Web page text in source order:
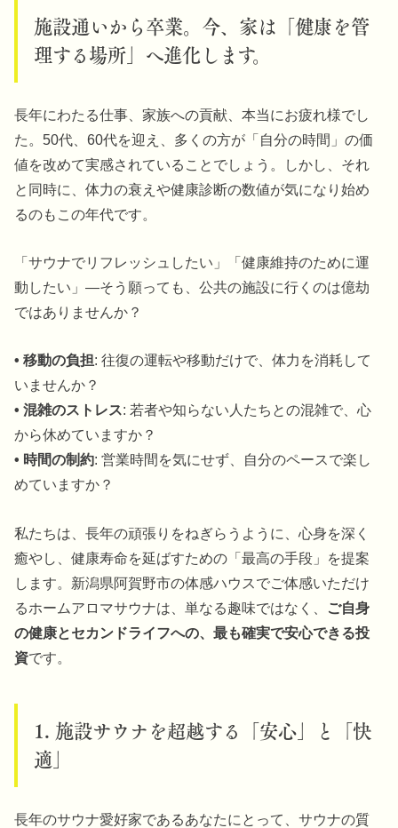
施設通いから卒業。今、家は「健康を管
理する場所」へ進化します。
長年にわたる仕事、家族への貢献、本当にお疲れ様でし
た。50代、60代を迎え、多くの方が「自分の時間」の価
値を改めて実感されていることでしょう。しかし、それ
と同時に、体力の衰えや健康診断の数値が気になり始め
るのもこの年代です。
「サウナでリフレッシュしたい」「健康維持のために運
動したい」—そう願っても、公共の施設に行くのは億劫
ではありませんか？
• 移動の負担: 往復の運転や移動だけで、体力を消耗して
いませんか？
• 混雑のストレス: 若者や知らない人たちとの混雑で、心
から休めていますか？
• 時間の制約: 営業時間を気にせず、自分のペースで楽し
めていますか？
私たちは、長年の頑張りをねぎらうように、心身を深く
癒やし、健康寿命を延ばすための「最高の手段」を提案
します。新潟県阿賀野市の体感ハウスでご体感いただけ
るホームアロマサウナは、単なる趣味ではなく、 ご自身
の健康とセカンドライフへの、最も確実で安心できる投
資です。
1. 施設サウナを超越する「安心」と「快
適」
長年のサウナ愛好家であるあなたにとって、サウナの質